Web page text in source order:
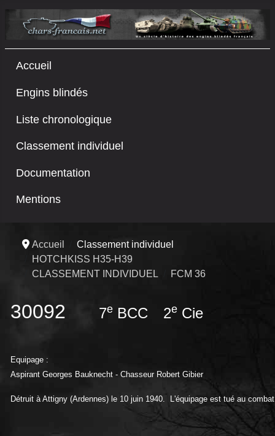
Accueil
Engins blindés
Liste chronologique
Classement individuel
Documentation
Mentions
Accueil
Classement individuel
HOTCHKISS H35-H39
CLASSEMENT INDIVIDUEL
FCM 36
30092 7e BCC 2e Cie
Equipage :
Aspirant Georges Bauknecht - Chasseur Robert Gibier
Détruit à Attigny (Ardennes) le 10 juin 1940. L'équipage est tué au